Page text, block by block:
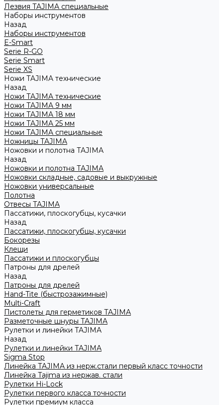
Лезвия TAJIMA специальные
Наборы инструментов
Назад
Наборы инструментов
E-Smart
Serie R-GO
Serie Smart
Serie XS
Ножи TAJIMA технические
Назад
Ножи TAJIMA технические
Ножи TAJIMA 9 мм
Ножи TAJIMA 18 мм
Ножи TAJIMA 25 мм
Ножи TAJIMA специальные
Ножницы TAJIMA
Ножовки и полотна TAJIMA
Назад
Ножовки и полотна TAJIMA
Ножовки складные, садовые и выкружные
Ножовки универсальные
Полотна
Отвесы TAJIMA
Пассатижи, плоскогубцы, кусачки
Назад
Пассатижи, плоскогубцы, кусачки
Бокорезы
Клещи
Пассатижи и плоскогубцы
Патроны для дрелей
Назад
Патроны для дрелей
Hand-Tite (быстрозажимные)
Multi-Craft
Пистолеты для герметиков TAJIMA
Разметочные шнуры TAJIMA
Рулетки и линейки TAJIMA
Назад
Рулетки и линейки TAJIMA
Sigma Stop
Линейка TAJIMA из нерж.стали первый класс точности
Линейка Tajima из нержав. стали
Рулетки Hi-Lock
Рулетки первого класса точности
Рулетки премиум класса